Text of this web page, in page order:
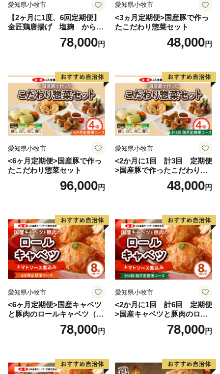
愛知県小牧市
【2ヶ月に1度、6回定期便】
金匠鶏唐揚げ 塩麹 からあ
78,000円
愛知県小牧市
<3ヵ月定期便>国産豚で作っ
たこだわり惣菜セット
48,000円
愛知県小牧市
<6ヶ月定期便>国産豚で作っ
たこだわり惣菜セット
96,000円
愛知県小牧市
<2か月に1回 計3回 定期便
>国産豚で作ったこだわり惣
48,000円
愛知県小牧市
<6ヶ月定期便>国産キャベツ
と豚肉のロールキャベツ（4P
78,000円
愛知県小牧市
<2か月に1回 計6回 定期便
>国産キャベツと豚肉のロー
ルキャベツ（4P入り）
78,000円